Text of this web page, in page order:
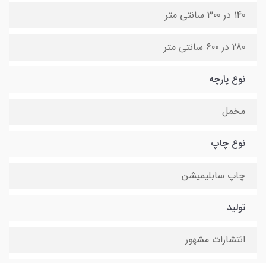
140 در 300 سانتی متر
280 در 600 سانتی متر
نوع پارچه
مخمل
نوع چاپ
چاپ سابلیمیشن
تولید
انتشارات مشهور